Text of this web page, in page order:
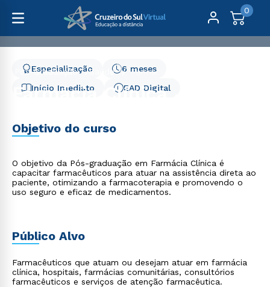
0
Pós-Graduação Saúde Farmácia Clínica - 6 meses
Farmácia Clínica - 6
Início Imediato
6 meses
Especialização
EAD Digital
Objetivo do curso
O objetivo da Pós-graduação em Farmácia Clínica é
capacitar farmacêuticos para atuar na assistência direta ao
paciente, otimizando a farmacoterapia e promovendo o
uso seguro e eficaz de medicamentos.
Público Alvo
Farmacêuticos que atuam ou desejam atuar em farmácia
clínica, hospitais, farmácias comunitárias, consultórios
farmacêuticos e serviços de atenção farmacêutica.